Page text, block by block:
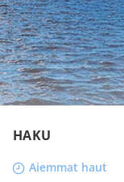
HAKU
Aiemmat haut